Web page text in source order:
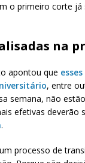
o primeiro corte
na
apontou que
, entre
semana, não
efetivas deverão
.
processo de